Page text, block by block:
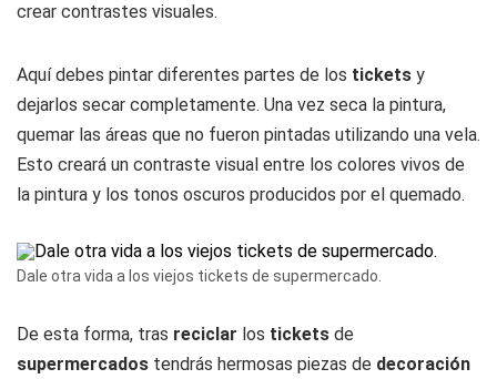
crear contrastes visuales.
Aquí debes pintar diferentes partes de los tickets y
dejarlos secar completamente. Una vez seca la pintura,
quemar las áreas que no fueron pintadas utilizando una vela.
Esto creará un contraste visual entre los colores vivos de
la pintura y los tonos oscuros producidos por el quemado.
Dale otra vida a los viejos tickets de supermercado.
De esta forma, tras reciclar los tickets de
supermercados tendrás hermosas piezas de decoración